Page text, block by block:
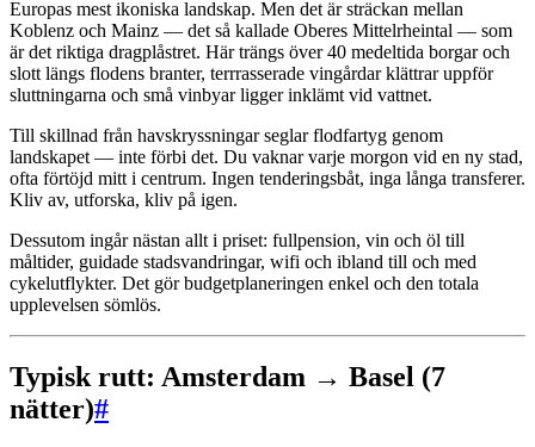
Europas mest ikoniska landskap. Men det är sträckan mellan
Koblenz och Mainz — det så kallade Oberes Mittelrheintal — som
är det riktiga dragplåstret. Här trängs över 40 medeltida borgar och
slott längs flodens branter, terrrasserade vingårdar klättrar uppför
sluttningarna och små vinbyar ligger inklämt vid vattnet.
Till skillnad från havskryssningar seglar flodfartyg genom
landskapet — inte förbi det. Du vaknar varje morgon vid en ny stad,
ofta förtöjd mitt i centrum. Ingen tenderingsbåt, inga långa transferer.
Kliv av, utforska, kliv på igen.
Dessutom ingår nästan allt i priset: fullpension, vin och öl till
måltider, guidade stadsvandringar, wifi och ibland till och med
cykelutflykter. Det gör budgetplaneringen enkel och den totala
upplevelsen sömlös.
Typisk rutt: Amsterdam → Basel (7
nätter)#